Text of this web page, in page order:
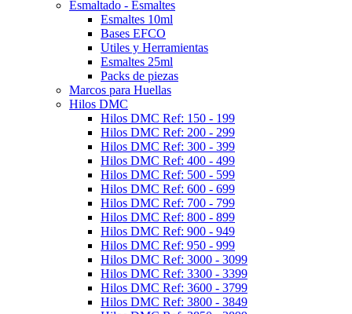
Esmaltado - Esmaltes
Esmaltes 10ml
Bases EFCO
Utiles y Herramientas
Esmaltes 25ml
Packs de piezas
Marcos para Huellas
Hilos DMC
Hilos DMC Ref: 150 - 199
Hilos DMC Ref: 200 - 299
Hilos DMC Ref: 300 - 399
Hilos DMC Ref: 400 - 499
Hilos DMC Ref: 500 - 599
Hilos DMC Ref: 600 - 699
Hilos DMC Ref: 700 - 799
Hilos DMC Ref: 800 - 899
Hilos DMC Ref: 900 - 949
Hilos DMC Ref: 950 - 999
Hilos DMC Ref: 3000 - 3099
Hilos DMC Ref: 3300 - 3399
Hilos DMC Ref: 3600 - 3799
Hilos DMC Ref: 3800 - 3849